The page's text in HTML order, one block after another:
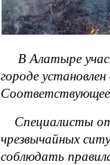
В Алатыре
городе
Соответствующее
Специалисты
чрезвычайных
соблюдать